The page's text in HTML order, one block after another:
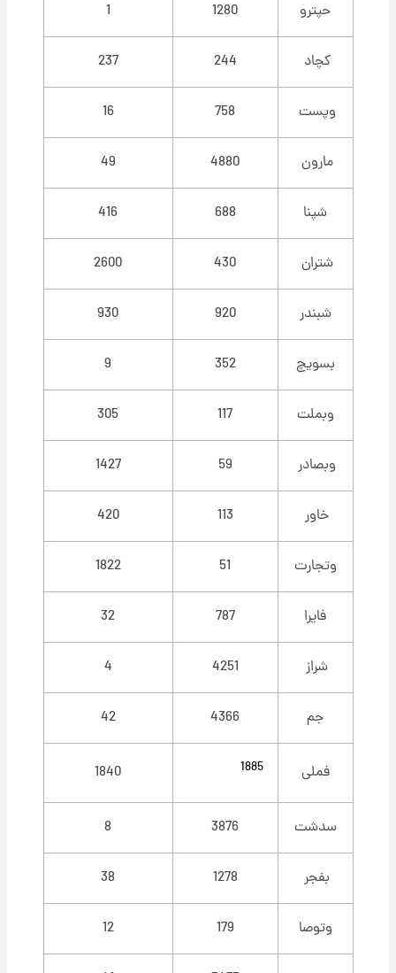
حپترو 1280
1
کچاد 244
237
وپست 758
16
مارون 4880
49
شپنا 688
416
شتران 430
2600
شبندر 920
930
بسویچ 352
9
وبملت 117
305
وبصادر 59
1427
خاور 113
420
وتجارت 51
1822
فایرا 787
32
شراز 4251
4
جم 4366
42
فملی 1885
1840
سدشت 3876
8
بفجر 1278
38
وتوصا 179
12